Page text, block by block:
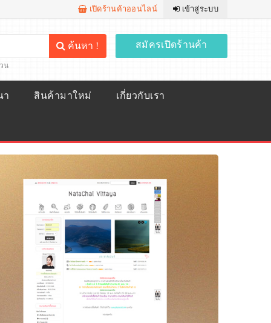
เปิดร้านค้าออนไลน์ เข้าสู่ระบบ
ค้นหา !
น
สมัครเปิดร้านค้า
า สินค้ามาใหม่ เกี่ยวกับเรา